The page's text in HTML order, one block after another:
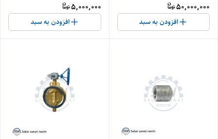
50,000,000
افزودن به سبد
5,000,000
افزودن به سبد